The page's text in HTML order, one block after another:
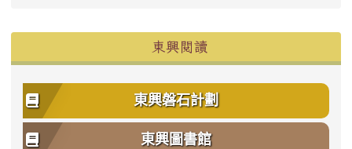
東興閱讀
東興磐石計劃
東興圖書館